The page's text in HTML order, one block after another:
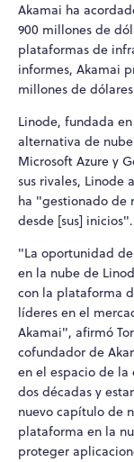
Akamai ha
900 millones de
plataformas de
informes, Akamai
millones de
Linode, fundada
alternativa de
Microsoft Azure y
sus rivales, Linode
ha "gestionado de
desde [sus] inicios".
"La oportunidad
en la nube de
con la plataforma
líderes en el
Akamai", afirmó
cofundador de
en el espacio de
dos décadas y
nuevo capítulo de
plataforma en la
proteger